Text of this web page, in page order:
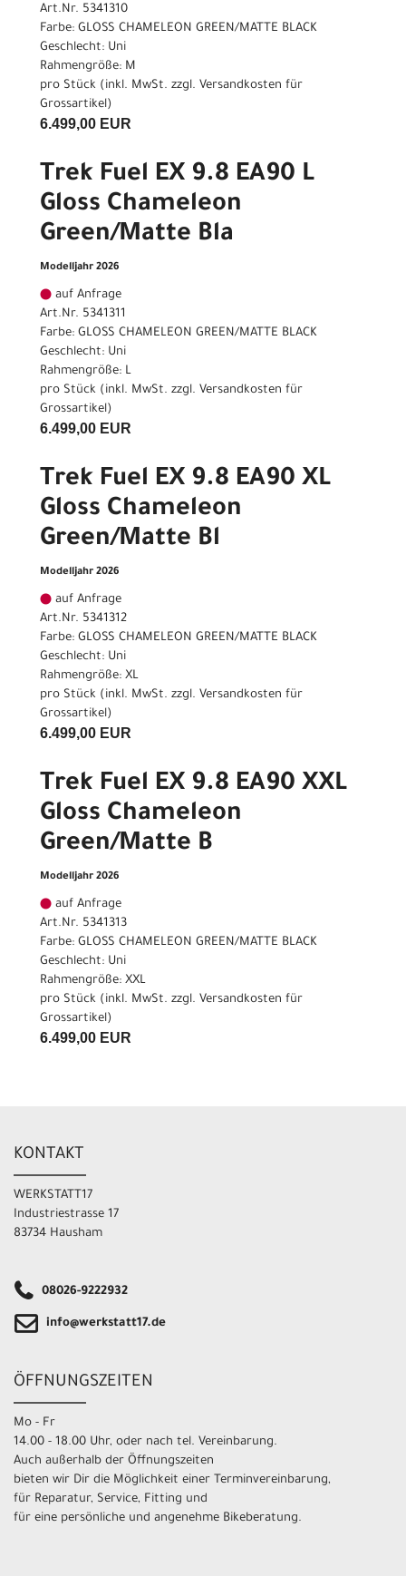
Art.Nr. 5341310
Farbe: GLOSS CHAMELEON GREEN/MATTE BLACK
Geschlecht: Uni
Rahmengröße: M
pro Stück (inkl. MwSt. zzgl. Versandkosten für
Grossartikel)
6.499,00 EUR
Trek Fuel EX 9.8 EA90 L
Gloss Chameleon
Green/Matte Bla
Modelljahr 2026
auf Anfrage
Art.Nr. 5341311
Farbe: GLOSS CHAMELEON GREEN/MATTE BLACK
Geschlecht: Uni
Rahmengröße: L
pro Stück (inkl. MwSt. zzgl. Versandkosten für
Grossartikel)
6.499,00 EUR
Trek Fuel EX 9.8 EA90 XL
Gloss Chameleon
Green/Matte Bl
Modelljahr 2026
auf Anfrage
Art.Nr. 5341312
Farbe: GLOSS CHAMELEON GREEN/MATTE BLACK
Geschlecht: Uni
Rahmengröße: XL
pro Stück (inkl. MwSt. zzgl. Versandkosten für
Grossartikel)
6.499,00 EUR
Trek Fuel EX 9.8 EA90 XXL
Gloss Chameleon
Green/Matte B
Modelljahr 2026
auf Anfrage
Art.Nr. 5341313
Farbe: GLOSS CHAMELEON GREEN/MATTE BLACK
Geschlecht: Uni
Rahmengröße: XXL
pro Stück (inkl. MwSt. zzgl. Versandkosten für
Grossartikel)
6.499,00 EUR
KONTAKT
WERKSTATT17
Industriestrasse 17
83734 Hausham
08026-9222932
info@werkstatt17.de
ÖFFNUNGSZEITEN
Mo - Fr
14.00 - 18.00 Uhr, oder nach tel. Vereinbarung.
Auch außerhalb der Öffnungszeiten
bieten wir Dir die Möglichkeit einer Terminvereinbarung,
für Reparatur, Service, Fitting und
für eine persönliche und angenehme Bikeberatung.